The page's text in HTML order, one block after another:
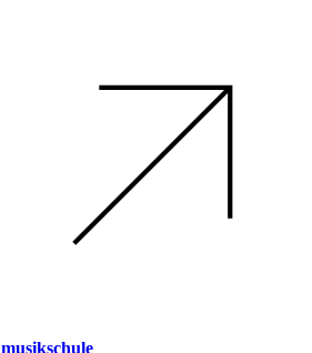
musikschule